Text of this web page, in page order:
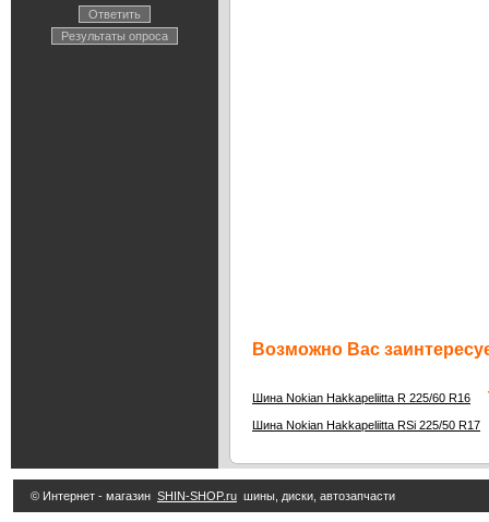
Ответить
Результаты опроса
Возможно Вас
Шина Nokian Hakkapeliitta R 225/60 R16
Шина Nokian Hakkapeliitta RSi 225/50 R17
© Интернет - магазин SHIN-SHOP.ru шины, диски, автозапчасти